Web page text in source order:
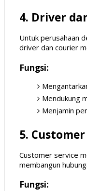
4. Driver
Untuk perusahaan
driver dan courier
Fungsi:
Mendukung
Menjamin
5.
Customer service
membangun
Fungsi: